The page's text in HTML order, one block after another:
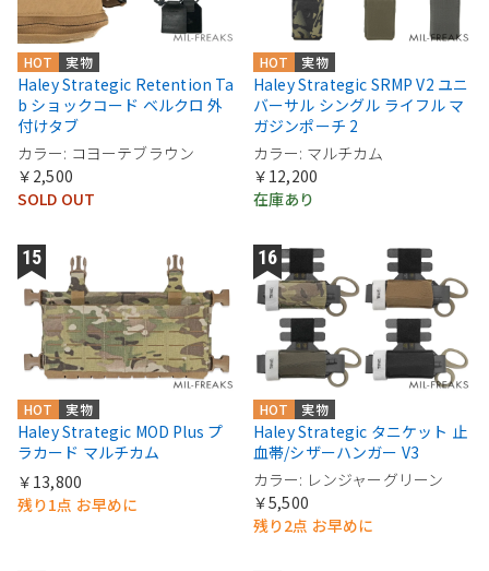
実物
HOT
Haley Strategic Retention Ta
b ショックコード ベルクロ 外
付けタブ
カラー: コヨーテブラウン
￥2,500
SOLD OUT
実物
HOT
Haley Strategic SRMP V2 ユニ
バーサル シングル ライフル マ
ガジンポーチ 2
カラー: マルチカム
￥12,200
在庫あり
実物
HOT
Haley Strategic MOD Plus プ
ラカード マルチカム
￥13,800
残り1点 お早めに
実物
HOT
Haley Strategic タニケット 止
血帯/シザーハンガー V3
カラー: レンジャーグリーン
￥5,500
残り2点 お早めに